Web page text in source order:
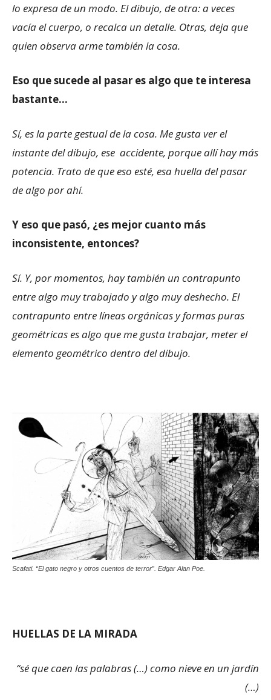
lo expresa de un modo. El dibujo, de otra: a veces
vacía el cuerpo, o recalca un detalle. Otras, deja que
quien observa arme también la cosa.
Eso que sucede al pasar es algo que te interesa
bastante…
Sí, es la parte gestual de la cosa. Me gusta ver el
instante del dibujo, ese accidente, porque allí hay más
potencia. Trato de que eso esté, esa huella del pasar
de algo por ahí.
Y eso que pasó, ¿es mejor cuanto más
inconsistente, entonces?
Sí. Y, por momentos, hay también un contrapunto
entre algo muy trabajado y algo muy deshecho. El
contrapunto entre líneas orgánicas y formas puras
geométricas es algo que me gusta trabajar, meter el
elemento geométrico dentro del dibujo.
Scafati. “El gato negro y otros cuentos de terror”. Edgar Alan Poe.
HUELLAS DE LA MIRADA
“sé que caen las palabras (…) como nieve en un jardín
(…)